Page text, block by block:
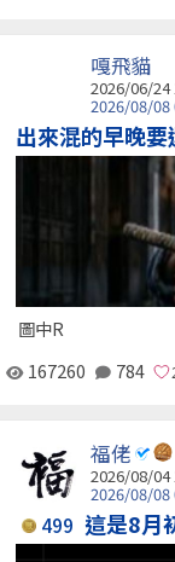
嘎飛貓
2026/06/24
2026/08/08
出來混的早晚
圖中R
167260
784
福佬
2026/08/04
2026/08/
499 這是8月